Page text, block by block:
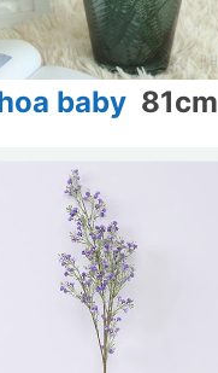
baby
  81cm